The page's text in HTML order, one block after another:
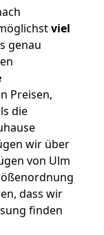
viel
genau
Preisen,
die
wir über
von Ulm
dass wir
finden